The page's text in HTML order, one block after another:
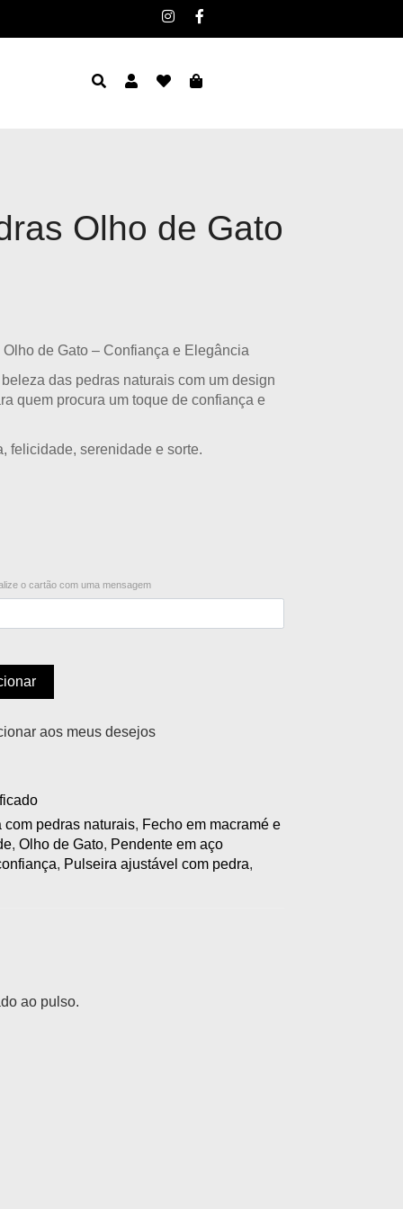
Olho de Gato
de Gato – Confiança e Elegância
das pedras naturais com um design
quem procura um toque de confiança e
felicidade, serenidade e sorte.
o cartão com uma mensagem
aos meus desejos
pedras naturais, Fecho em macramé e
, Olho de Gato, Pendente em aço
, Pulseira ajustável com pedra,
ao pulso.